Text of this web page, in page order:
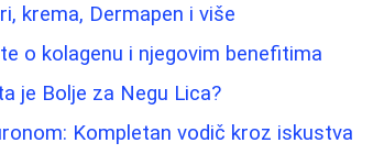
krema, Dermapen i više
o kolagenu i njegovim benefitima
je Bolje za Negu Lica?
Kompletan vodič kroz iskustva